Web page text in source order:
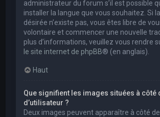
administrateur du forum s’il est possible
installer la langue que vous souhaitez. Si
désirée n’existe pas, vous êtes libre de
volontaire et commencer une nouvelle
plus d’informations, veuillez vous rendre
le site internet de phpBB® (en anglais).
Haut
Que signifient les images situées à côté
d’utilisateur ?
Deux images peuvent apparaître à côté